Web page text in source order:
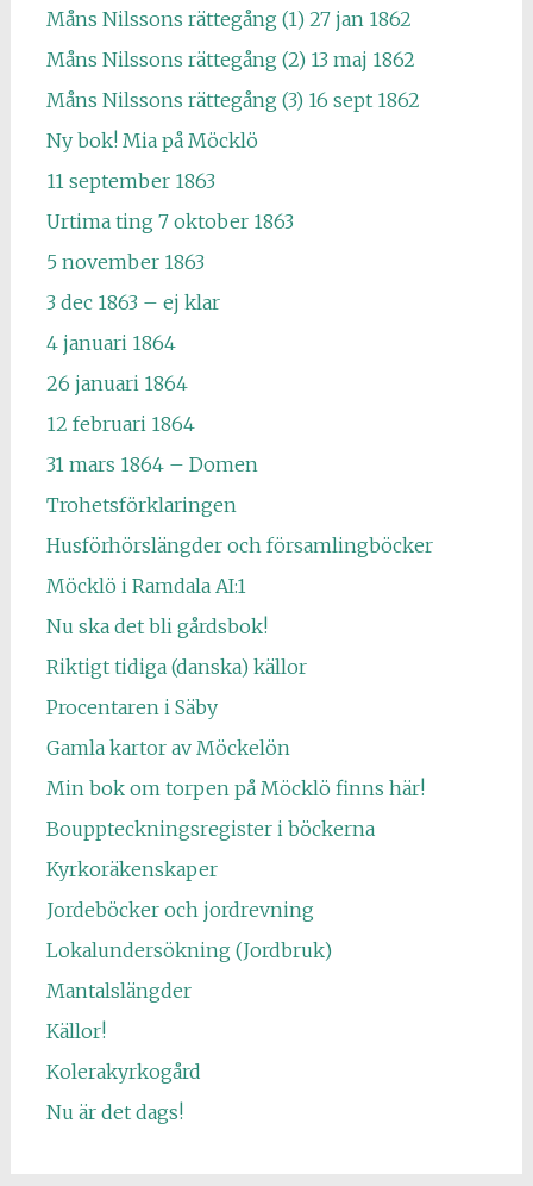
Måns Nilssons rättegång (1) 27 jan 1862
Måns Nilssons rättegång (2) 13 maj 1862
Måns Nilssons rättegång (3) 16 sept 1862
Ny bok! Mia på Möcklö
11 september 1863
Urtima ting 7 oktober 1863
5 november 1863
3 dec 1863 – ej klar
4 januari 1864
26 januari 1864
12 februari 1864
31 mars 1864 – Domen
Trohetsförklaringen
Husförhörslängder och församlingböcker
Möcklö i Ramdala AI:1
Nu ska det bli gårdsbok!
Riktigt tidiga (danska) källor
Procentaren i Säby
Gamla kartor av Möckelön
Min bok om torpen på Möcklö finns här!
Bouppteckningsregister i böckerna
Kyrkoräkenskaper
Jordeböcker och jordrevning
Lokalundersökning (Jordbruk)
Mantalslängder
Källor!
Kolerakyrkogård
Nu är det dags!